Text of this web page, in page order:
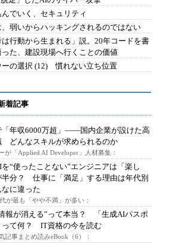
でいく、セキュリティ
、弱いからハッキングされるのではない
は行動から生まれる」説。20年コードを書
った、建設現場へ行くことの価値
ーの選択 (12) 慣れない立ち位置
着記事
「年収6000万超」――国内企業が設けた高
どんなスキルが求められるのか
が「Applied AI Developer」人材募集：
“使ったことない”エンジニアは「楽し
半分？ 仕事に「満足」する理由は年代別
に違った
が最も「やや不満」が多い：
報が消える”って本当？ 「生成AIパスポ
って何？ IT資格の今を読む
記事まとめ読みeBook（6）：